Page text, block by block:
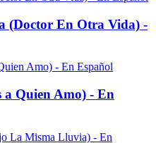
(Doctor En Otra Vida) -
a Quien Amo) - En